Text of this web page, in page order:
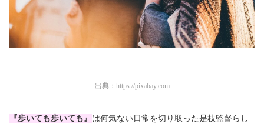
出典： https://pixabay.com
『歩いても歩いても』 は何気ない日常を切り取った是枝監督らし